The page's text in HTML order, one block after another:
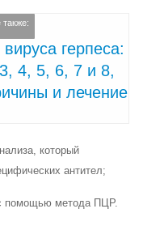
также:
герпеса:
4, 5, 6, 7 и 8,
и лечение
который
антител;
помощью метода ПЦР.